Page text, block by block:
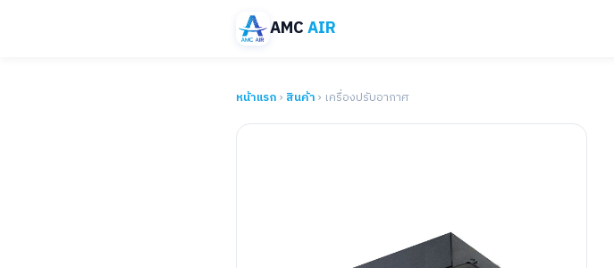
AMCAIR
หน้าแรก› สินค้า› เครื่องปรับอากาศ